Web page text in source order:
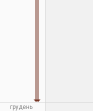
грудень